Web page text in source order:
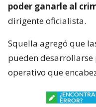
poder ganarle al
dirigente oficialista.
Squella agregó que
pueden
operativo que
ERROR?